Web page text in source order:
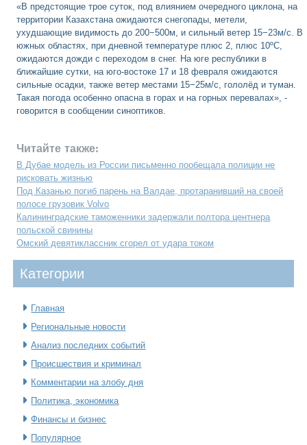
«В предстоящие трое суток, под влиянием очередного циклона, на
территории Казахстана ожидаются снегопады, метели,
ухудшающие видимость до 200−500м, и сильный ветер 15−23м/с. В
южных областях, при дневной температуре плюс 2, плюс 10ºС,
ожидаются дожди с переходом в снег. На юге республики в
ближайшие сутки, на юго-востоке 17 и 18 февраля ожидаются
сильные осадки, также ветер местами 15−25м/с, гололёд и туман.
Такая погода особенно опасна в горах и на горных перевалах», -
говорится в сообщении синоптиков.
Читайте также:
В Дубае модель из России письменно пообещала полиции не
рисковать жизнью
Под Казанью погиб парень на Валдае, протаранивший на своей
полосе грузовик Volvo
Калининградские таможенники задержали полтора центнера
польской свинины
Омский девятиклассник сгорел от удара током
Категοрии
Главная
Региональные новости
Анализ последних событий
Происшествия и криминал
Комментарии на злобу дня
Политика, экономика
Финансы и бизнес
Популярное